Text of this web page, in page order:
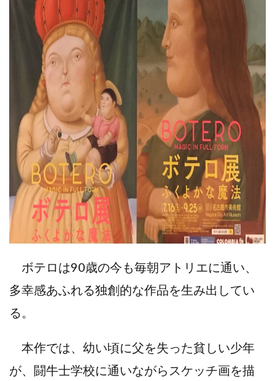
ボテロは90歳の今も毎朝アトリエに通い、
多幸感あふれる独創的な作品を生み出してい
る。
本作では、幼い頃に父を失った貧しい少年
が、闘牛士学校に通いながらスケッチ画を描